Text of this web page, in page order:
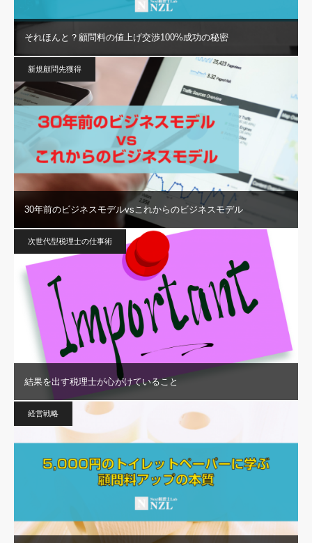
それほんと？顧問料の値上げ交渉100%成功の秘密
新規顧問先獲得
30年前のビジネスモデルvsこれからのビジネスモデル
次世代型税理士の仕事術
結果を出す税理士が心がけていること
経営戦略